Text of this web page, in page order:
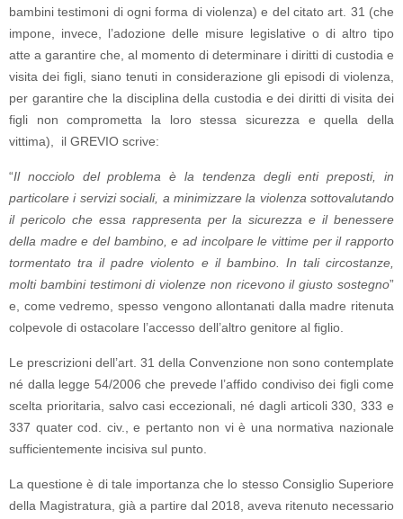
bambini testimoni di ogni forma di violenza) e del citato art. 31 (che
impone, invece, l’adozione delle misure legislative o di altro tipo
atte a garantire che, al momento di determinare i diritti di custodia e
visita dei figli, siano tenuti in considerazione gli episodi di violenza,
per garantire che la disciplina della custodia e dei diritti di visita dei
figli non comprometta la loro stessa sicurezza e quella della
vittima), il GREVIO scrive:
“Il nocciolo del problema è la tendenza degli enti preposti, in
particolare i servizi sociali, a minimizzare la violenza sottovalutando
il pericolo che essa rappresenta per la sicurezza e il benessere
della madre e del bambino, e ad incolpare le vittime per il rapporto
tormentato tra il padre violento e il bambino. In tali circostanze,
molti bambini testimoni di violenze non ricevono il giusto sostegno”
e, come vedremo, spesso vengono allontanati dalla madre ritenuta
colpevole di ostacolare l’accesso dell’altro genitore al figlio.
Le prescrizioni dell’art. 31 della Convenzione non sono contemplate
né dalla legge 54/2006 che prevede l’affido condiviso dei figli come
scelta prioritaria, salvo casi eccezionali, né dagli articoli 330, 333 e
337 quater cod. civ., e pertanto non vi è una normativa nazionale
sufficientemente incisiva sul punto.
La questione è di tale importanza che lo stesso Consiglio Superiore
della Magistratura, già a partire dal 2018, aveva ritenuto necessario